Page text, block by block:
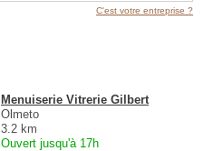
C'est votre entreprise ?
Menuiserie Vitrerie Gilbert
Olmeto
3.2 km
Ouvert jusqu'à 17h